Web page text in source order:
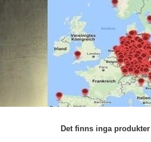
Det finns inga